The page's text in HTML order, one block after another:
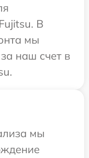
В
мы
наш счет в
мы